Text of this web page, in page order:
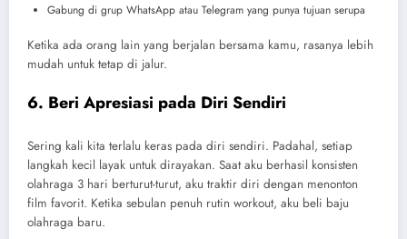
Gabung di grup WhatsApp atau Telegram yang punya tujuan serupa
Ketika ada orang lain yang berjalan bersama kamu, rasanya lebih
mudah untuk tetap di jalur.
6. Beri Apresiasi pada Diri Sendiri
Sering kali kita terlalu keras pada diri sendiri. Padahal, setiap
langkah kecil layak untuk dirayakan. Saat aku berhasil konsisten
olahraga 3 hari berturut-turut, aku traktir diri dengan menonton
film favorit. Ketika sebulan penuh rutin workout, aku beli baju
olahraga baru.